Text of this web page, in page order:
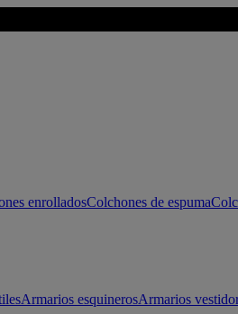
enrolladosColchones de espuma
Armarios esquinerosArmarios